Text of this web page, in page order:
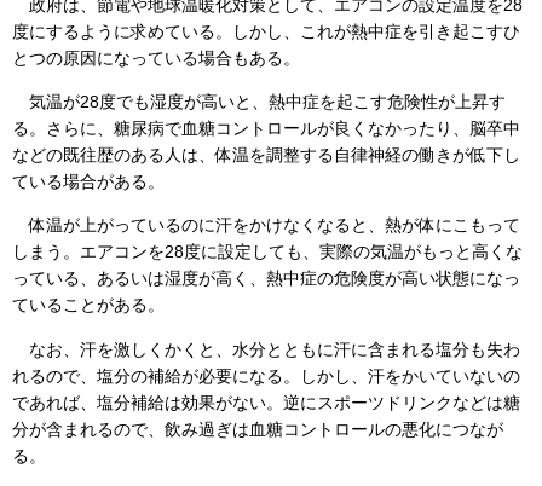
政府は、節電や地球温暖化対策として、エアコンの設定温度を28
度にするように求めている。しかし、これが熱中症を引き起こすひ
とつの原因になっている場合もある。
気温が28度でも湿度が高いと、熱中症を起こす危険性が上昇す
る。さらに、糖尿病で血糖コントロールが良くなかったり、脳卒中
などの既往歴のある人は、体温を調整する自律神経の働きが低下し
ている場合がある。
体温が上がっているのに汗をかけなくなると、熱が体にこもって
しまう。エアコンを28度に設定しても、実際の気温がもっと高くな
っている、あるいは湿度が高く、熱中症の危険度が高い状態になっ
ていることがある。
なお、汗を激しくかくと、水分とともに汗に含まれる塩分も失わ
れるので、塩分の補給が必要になる。しかし、汗をかいていないの
であれば、塩分補給は効果がない。逆にスポーツドリンクなどは糖
分が含まれるので、飲み過ぎは血糖コントロールの悪化につなが
る。